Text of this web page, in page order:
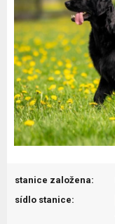
stanice založena:
sídlo stanice: